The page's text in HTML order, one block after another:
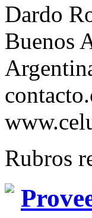
Dardo
Buenos
Rubros